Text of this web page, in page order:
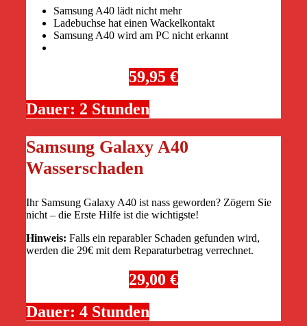
Samsung A40 lädt nicht mehr
Ladebuchse hat einen Wackelkontakt
Samsung A40 wird am PC nicht erkannt
59,95 €
Dauer: 2 Stunden
Samsung Galaxy A40
Wasserschaden
Ihr Samsung Galaxy A40 ist nass geworden? Zögern Sie
nicht – die Erste Hilfe ist die wichtigste!
Hinweis: Falls ein reparabler Schaden gefunden wird,
werden die 29€ mit dem Reparaturbetrag verrechnet.
29,00 €
Dauer: 4 Stunden